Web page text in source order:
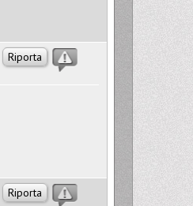
Riporta
Riporta